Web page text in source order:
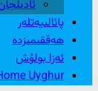
پائالىيەتلەر
ھەققىمىزدە
ئەزا بولۇش
Uyghur